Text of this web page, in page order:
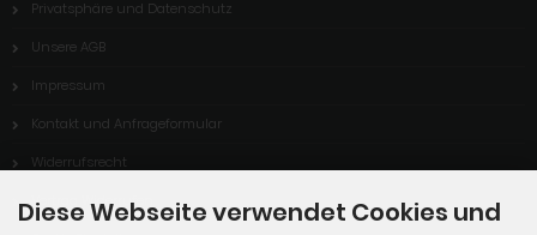
Privatsphäre und Datenschutz
Unsere AGB
Impressum
Kontakt und Anfrageformular
Widerrufsrecht
Vertrag Widerrufen
Diese Webseite verwendet Cookies und